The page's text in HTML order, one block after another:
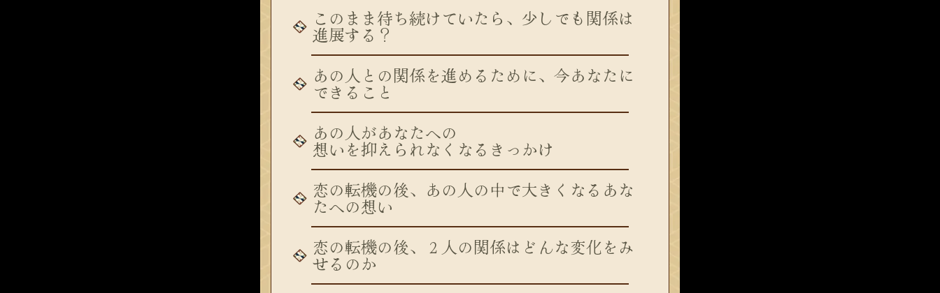
このまま待ち続けていたら、少しでも関係は
進展する？
あの人との関係を進めるために、今あなたに
できること
あの人があなたへの
想いを抑えられなくなるきっかけ
恋の転機の後、あの人の中で大きくなるあな
たへの想い
恋の転機の後、２人の関係はどんな変化をみ
せるのか